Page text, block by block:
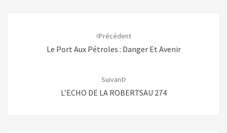
Précédent
Le Port Aux Pétroles : Danger Et Avenir
Suivant
L’ECHO DE LA ROBERTSAU 274